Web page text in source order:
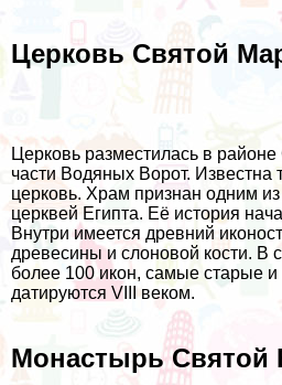
Церковь Святой
Церковь разместилась в
части Водяных Ворот. Известна
церковь. Храм признан одним
церквей Египта. Её история
Внутри имеется древний
древесины и слоновой кости. В
более 100 икон, самые старые
датируются VIII веком.
Монастырь Святой